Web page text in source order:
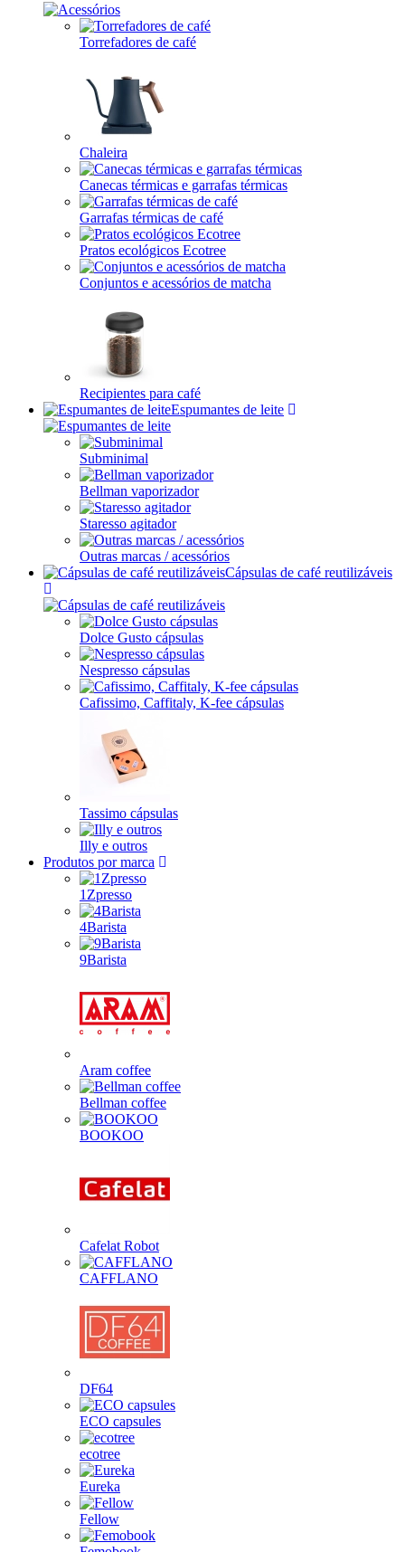
Torrefadores de café
Chaleira
Canecas térmicas e garrafas térmicas
Garrafas térmicas de café
Pratos ecológicos Ecotree
Conjuntos e acessórios de matcha
Recipientes para café
Espumantes de leite
Subminimal
Bellman vaporizador
Staresso agitador
Outras marcas / acessórios
Cápsulas de café reutilizáveis
Dolce Gusto cápsulas
Nespresso cápsulas
Cafissimo, Caffitaly, K-fee cápsulas
Tassimo cápsulas
Illy e outros
Produtos por marca
1Zpresso
4Barista
9Barista
Aram coffee
Bellman coffee
BOOKOO
Cafelat Robot
CAFFLANO
DF64
ECO capsules
ecotree
Eureka
Fellow